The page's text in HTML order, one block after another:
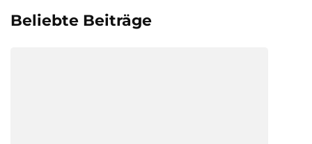
Beliebte Beiträge